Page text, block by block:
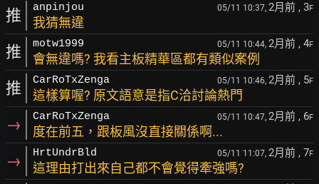
推 anpinjou 05/11 10:37, 2月前 , 3F
我猜無違
推 motw1999 05/11 10:44, 2月前 , 4F
會無違嗎? 我看主板精華區都有類似案例
推 CarRoTxZenga 05/11 10:46, 2月前 , 5F
這樣算喔? 原文語意是指C洽討論熱門
→ CarRoTxZenga 05/11 10:47, 2月前 , 6F
度在前五，跟板風沒直接關係啊...
→ HrtUndrBld 05/11 11:07, 2月前 , 7F
這理由打出來自己都不會覺得牽強嗎?